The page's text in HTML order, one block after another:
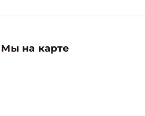
Мы на карте